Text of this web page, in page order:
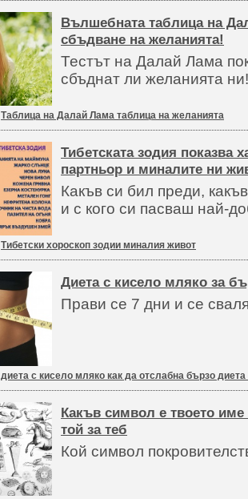
Вълшебната таблица на
сбъдване на желанията!
Тестът на Далай Лама
сбъднат ли желанията
Таблица на Далай Лама таблица на желанията
Тибетската зодия показва
партньор и миналите ни
Какъв си бил преди,
и с кого си пасваш най-
Тибетски хороскоп зодии миналия живот
Диета с кисело мляко за
Прави се 7 дни и се
диета с кисело мляко как да отслабна бързо
Какъв символ е твоето име
той за теб
Кой символ